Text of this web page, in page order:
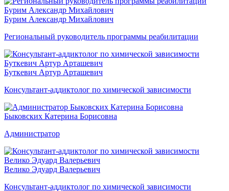
Бурим Александр Михайлович
Региональный руководитель программы реабилитации
Буткевич Артур Арташевич
Консультант-аддиктолог по химической зависимости
Быковских Катерина Борисовна
Администратор
Велико Эдуард Валерьевич
Консультант-аддиктолог по химической зависимости